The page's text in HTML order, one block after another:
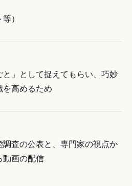
）
」として捉えてもらい、巧妙
高めるため
査の公表と、専門家の視点か
動画の配信